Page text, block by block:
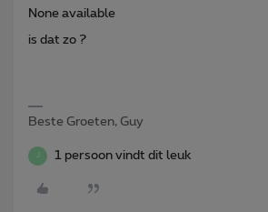
None available
is dat zo ?
Beste Groeten, Guy
J 1 persoon vindt dit leuk